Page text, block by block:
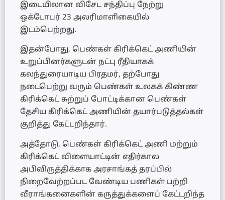
இடையிலான விசேட சந்திப்பு நேற்று
ஒக்டோபர் 23 அலரிமாளிகையில்
இடம்பெற்றது.
இதன்போது, பெண்கள் கிரிக்கெட் அணியின்
உறுப்பினர்களுடன் நட்பு ரீதியாகக்
கலந்துரையாடிய பிரதமர், தற்போது
நடைபெற்று வரும் பெண்கள் உலகக் கிண்ண
கிரிக்கெட் சுற்றுப் போட்டிக்கான பெண்கள்
தேசிய கிரிக்கெட் அணியின் தயார்படுத்தல்கள்
குறித்து கேட்டறிந்தார்.
அத்தோடு, பெண்கள் கிரிக்கெட் அணி மற்றும்
கிரிக்கெட் விளையாட்டின் எதிர்கால
அபிவிருத்திக்காக அரசாங்கத் தரப்பில்
நிறைவேற்றப்பட வேண்டிய பணிகள் பற்றி
வீராங்கனைகளின் கருத்துக்களைப் கேட்டறிந்த